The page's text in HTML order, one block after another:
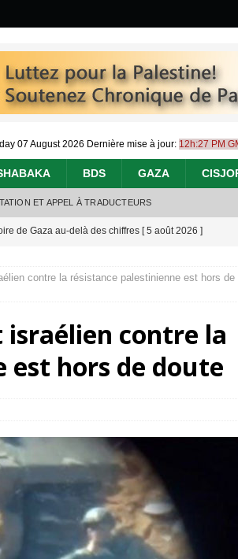
07 August 2026 Dernière mise à jour: 12h:27 PM
BDS GAZA
ET APPEL À TRADUCTEURS
de Gaza au-delà des chiffres [ 5 août 2026 ]
accord de paix » à Gaza, les Israéliens multiplie les
Cisjordanie comme d’une poubelle pour leurs déchets
contre la résistance palestinienne est hors de
israélien contre la
est hors de doute